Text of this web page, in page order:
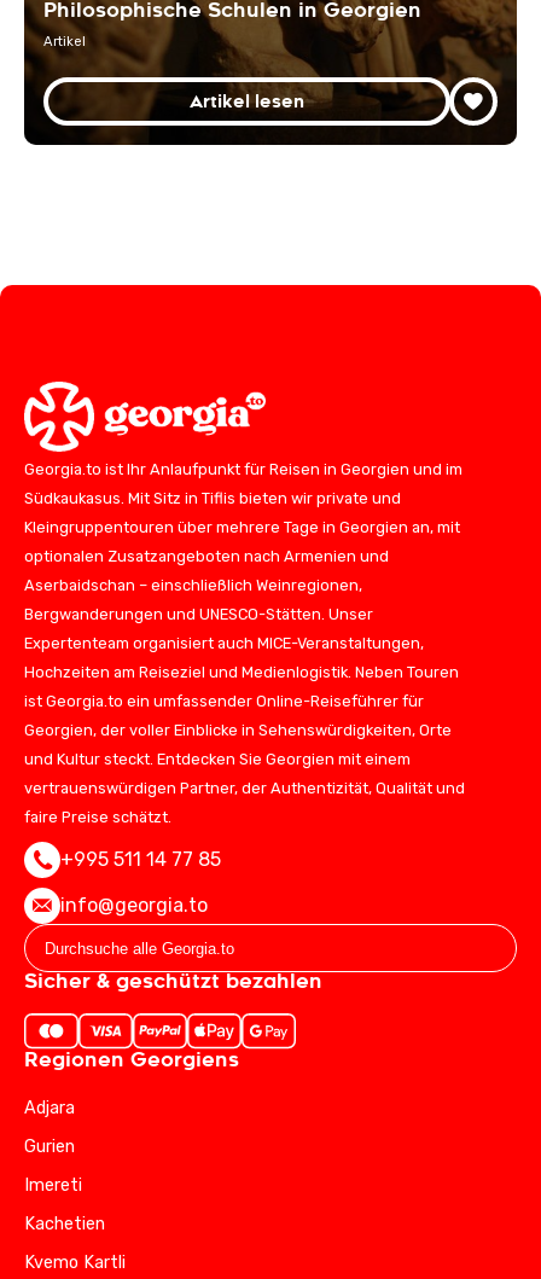
Philosophische Schulen in Georgien
Artikel
Artikel lesen
Georgia.to ist Ihr Anlaufpunkt für Reisen in Georgien und im
Südkaukasus. Mit Sitz in Tiflis bieten wir private und
Kleingruppentouren über mehrere Tage in Georgien an, mit
optionalen Zusatzangeboten nach Armenien und
Aserbaidschan – einschließlich Weinregionen,
Bergwanderungen und UNESCO-Stätten. Unser
Expertenteam organisiert auch MICE-Veranstaltungen,
Hochzeiten am Reiseziel und Medienlogistik. Neben Touren
ist Georgia.to ein umfassender Online-Reiseführer für
Georgien, der voller Einblicke in Sehenswürdigkeiten, Orte
und Kultur steckt. Entdecken Sie Georgien mit einem
vertrauenswürdigen Partner, der Authentizität, Qualität und
faire Preise schätzt.
+995 511 14 77 85
info@georgia.to
Sicher & geschützt bezahlen
Regionen Georgiens
Adjara
Gurien
Imereti
Kachetien
Kvemo Kartli